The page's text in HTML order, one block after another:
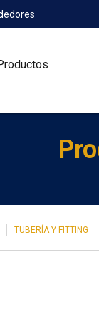
TUBERÍA Y FITTING